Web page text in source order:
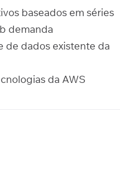
baseados em séries
demanda
de dados existente da
da AWS